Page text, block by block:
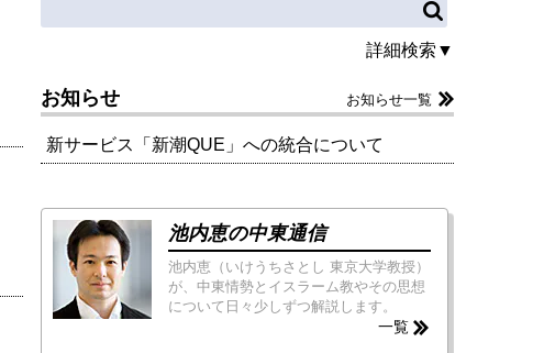
詳細検索▼
お知らせ お知らせ一覧
新サービス「新潮QUE」への統合について
池内恵の中東通信
池内恵（いけうちさとし 東京大学教授）
が、中東情勢とイスラーム教やその思想
について日々少しずつ解説します。
一覧